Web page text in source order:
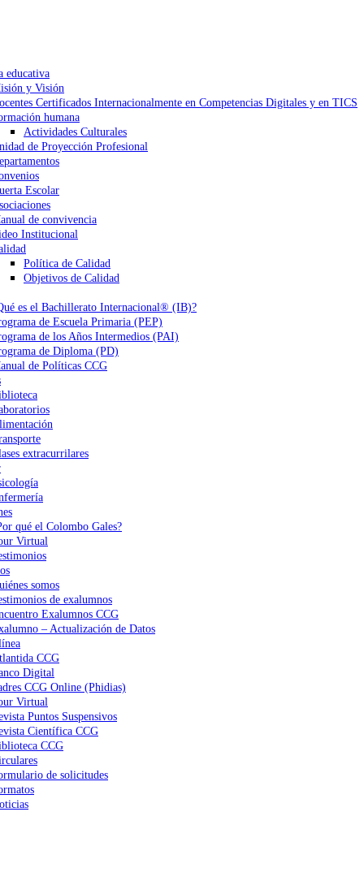
educativa
y Visión
Certificados Internacionalmente en Competencias Digitales y en TICS
humana
Actividades Culturales
de Proyección Profesional
Escolar
de convivencia
Institucional
Política de Calidad
Objetivos de Calidad
es el Bachillerato Internacional® (IB)?
de Escuela Primaria (PEP)
de los Años Intermedios (PAI)
de Diploma (PD)
de Políticas CCG
extracurrilares
qué el Colombo Gales?
Virtual
somos
de exalumnos
Exalumnos CCG
– Actualización de Datos
CCG
Digital
CCG Online (Phidias)
Virtual
Puntos Suspensivos
Científica CCG
CCG
de solicitudes